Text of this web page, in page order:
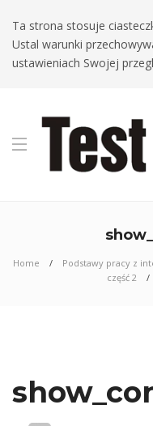
Ta strona stosuje
Ustal warunki
ustawieniach Swojej
Home
Podstawy pracy z
część 2